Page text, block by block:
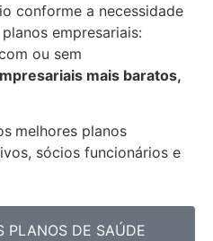
conforme a necessidade
empresariais:
ou sem
mais baratos,
melhores planos
sócios funcionários e
PLANOS DE SAÚDE